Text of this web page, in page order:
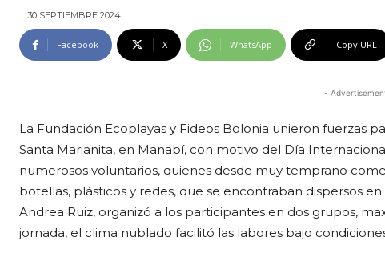
30 SEPTIEMBRE 2024
Facebook X WhatsApp Copy URL
-
La Fundación Ecoplayas y Fideos Bolonia unieron fuerzas
Santa Marianita, en Manabí, con motivo del Día
numerosos voluntarios, quienes desde muy temprano
botellas, plásticos y redes, que se encontraban dispersos
Andrea Ruiz, organizó a los participantes en dos grupos,
jornada, el clima nublado facilitó las labores bajo